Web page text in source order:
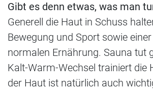
Gibt es denn etwas, was man
Generell die Haut in Schuss
Bewegung und Sport sowie
normalen Ernährung. Sauna tut
Kalt-Warm-Wechsel trainiert die
der Haut ist natürlich auch